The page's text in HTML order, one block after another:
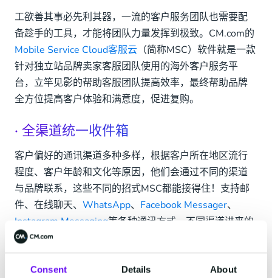
Consent Details About
工欲善其事必先利其器，一流的客户服务团队也需要配
备趁手的工具，才能将团队力量发挥到极致。CM.com的
Mobile Service Cloud客服云 （简称MSC）软件就是一款
针对独立站品牌卖家客服团队使用的海外客户服务平
台，立竿见影的帮助客服团队提高效率，最终帮助品牌
全方位提高客户体验和满意度，促进复购。
· 全渠道统一收件箱
客户偏好的通讯渠道多种多样，根据客户所在地区流行
程度、客户年龄和文化等原因，他们会通过不同的渠道
与品牌联系，这些不同的招式MSC都能接得住！支持邮
件、在线聊天、 WhatsApp、 Facebook Messager、
Instagram Messaging等各种通讯方式，不同渠道进来的
客户咨询都会汇总在一个全渠道的收件箱,不需要客户重
复陈述问题也方便客服人员查看处理。